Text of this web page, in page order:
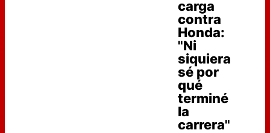
carga
contra
Honda:
"Ni
siquiera
sé por
qué
terminé
la
carrera"